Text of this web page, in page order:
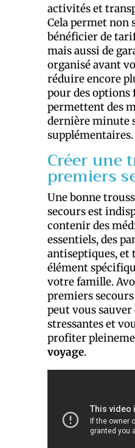
activités et
Cela permet non
bénéficier de
mais aussi de
organisé avant
réduire encore
pour des options
permettent des
dernière minute
supplémentaires.
Créer une
premiers
Une bonne
secours est
contenir des
essentiels, des
antiseptiques, et
élément
votre famille.
premiers
peut vous
stressantes et
profiter
voyage.